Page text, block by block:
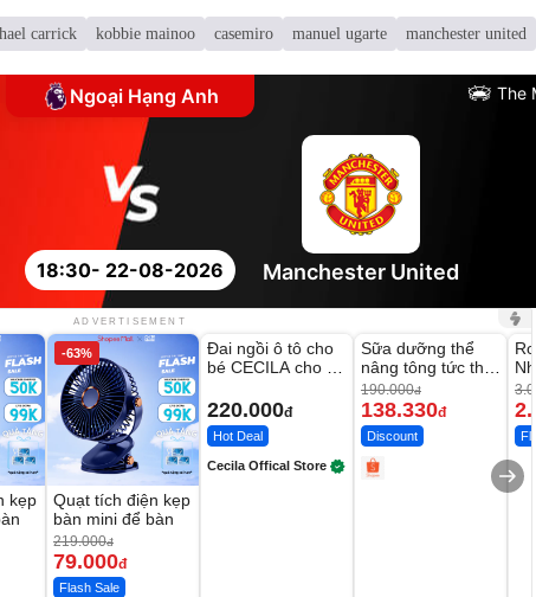
carrick kobbie mainoo casemiro manuel ugarte manchester united
Ngoại Hạng Anh The
18:30- 22-08-2026 Manchester United
ADVERTISEMENT
kẹp
-63%
Quạt tích điện kẹp
bàn mini để bàn
219.000đ
79.000đ
Flash Sale
Đai ngồi ô tô cho
bé CECILA cho bé
220.000đ
Hot Deal
Cecila Offical Store
-27%
Sữa dưỡng thể
nâng tông tức thì
Vaseline Body
190.000đ
138.330đ
Discount